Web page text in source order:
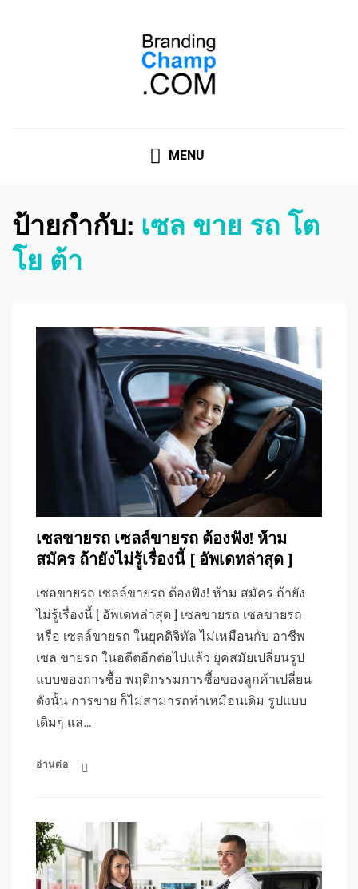
MENU
ป้ายกำกับ: เซล ขาย รถ โต
โย ต้า
เซลขายรถ เซลล์ขายรถ ต้องฟัง! ห้าม
สมัคร ถ้ายังไม่รู้เรื่องนี้ [ อัพเดทล่าสุด ]
เซลขายรถ เซลล์ขายรถ ต้องฟัง! ห้าม สมัคร ถ้ายัง
ไม่รู้เรื่องนี้ [ อัพเดทล่าสุด ] เซลขายรถ เซลขายรถ
หรือ เซลล์ขายรถ ในยุคดิจิทัล ไม่เหมือนกับ อาชีพ
เซล ขายรถ ในอดีตอีกต่อไปแล้ว ยุคสมัยเปลี่ยนรูป
แบบของการซื้อ พฤติกรรมการซื้อของลูกค้าเปลี่ยน
ดังนั้น การขาย ก็ไม่สามารถทำเหมือนเดิม รูปแบบ
เดิมๆ แล…
อ่านต่อ